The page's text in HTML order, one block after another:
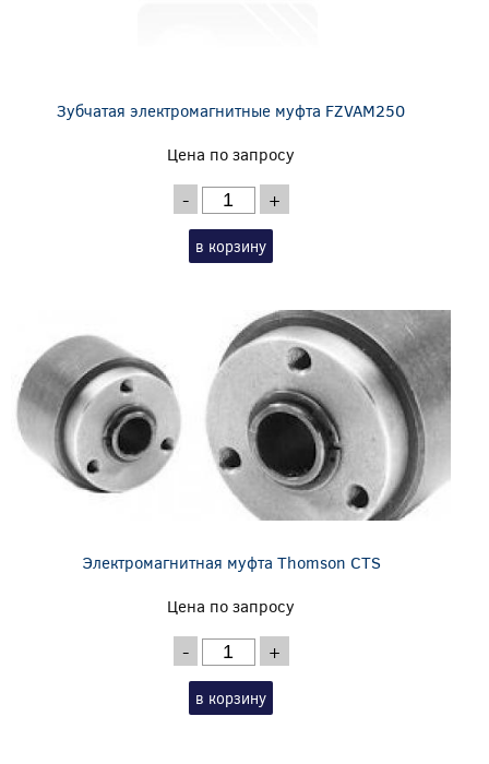
Зубчатая электромагнитные муфта FZVAM250
Цена по запросу
- +
в корзину
Электромагнитная муфта Thomson CTS
Цена по запросу
- +
в корзину